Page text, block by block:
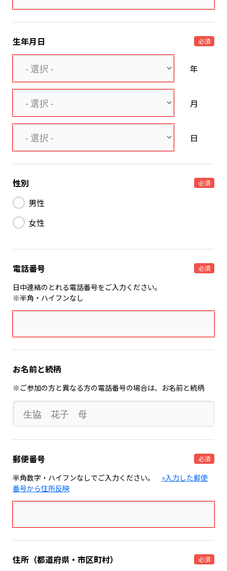
生年月日 必須
年
月
日
性別 必須
男性
女性
電話番号 必須
日中連絡のとれる電話番号をご入力ください。
※半角・ハイフンなし
お名前と続柄
※ご参加の方と異なる方の電話番号の場合は、お名前と続柄
郵便番号 必須
半角数字・ハイフンなしでご入力ください。 »入力した郵便
番号から住所反映
住所（都道府県・市区町村） 必須